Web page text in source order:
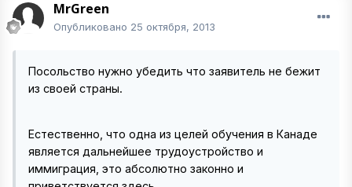
MrGreen
Опубликовано 25 октября, 2013
Посольство нужно убедить что заявитель не бежит
из своей страны.
Естественно, что одна из целей обучения в Канаде
является дальнейшее трудоустройство и
иммиграция, это абсолютно законно и